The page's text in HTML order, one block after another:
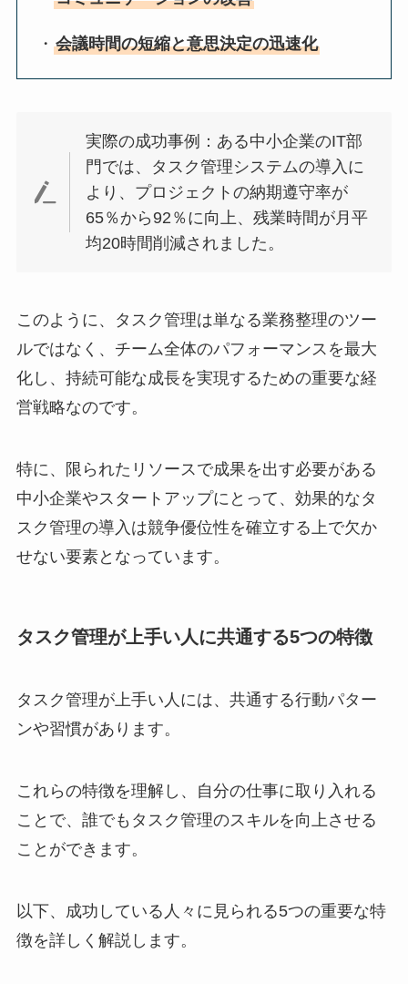
・会議時間の短縮と意思決定の迅速化
実際の成功事例：ある中小企業のIT部
門では、タスク管理システムの導入に
より、プロジェクトの納期遵守率が
65％から92％に向上、残業時間が月平
均20時間削減されました。
このように、タスク管理は単なる業務整理のツー
ルではなく、チーム全体のパフォーマンスを最大
化し、持続可能な成長を実現するための重要な経
営戦略なのです。
特に、限られたリソースで成果を出す必要がある
中小企業やスタートアップにとって、効果的なタ
スク管理の導入は競争優位性を確立する上で欠か
せない要素となっています。
タスク管理が上手い人に共通する5つの特徴
タスク管理が上手い人には、共通する行動パター
ンや習慣があります。
これらの特徴を理解し、自分の仕事に取り入れる
ことで、誰でもタスク管理のスキルを向上させる
ことができます。
以下、成功している人々に見られる5つの重要な特
徴を詳しく解説します。